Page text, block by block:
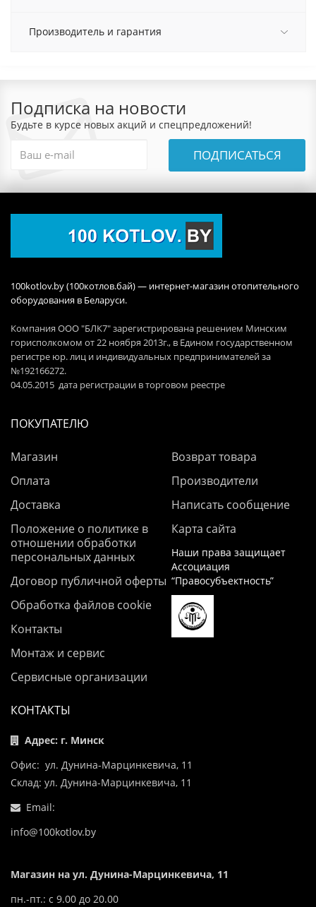
Производитель и гарантия
Подписка на новости
Будьте в курсе новых акций и спецпредложений!
ПОДПИСАТЬСЯ
100kotlov.by (100котлов.бай) — интернет-магазин отопительного
оборудования в Беларуси.
Компания ООО "БЛК7" зарегистрирована решением Минским
горисполкомом от 22 ноября 2013г., в Едином государственном
регистре юр. лиц и индивидуальных предпринимателей за
№192166272.
04.05.2015 дата регистрации в торговом реестре
ПОКУПАТЕЛЮ
Магазин
Оплата
Доставка
Положение о политике в
отношении обработки
персональных данных
Договор публичной оферты
Обработка файлов cookie
Контакты
Монтаж и сервис
Сервисные организации
Возврат товара
Производители
Написать сообщение
Карта сайта
Наши права защищает
Ассоциация
“Правосубъектность”
КОНТАКТЫ
Адрес: г. Минск
Офис: ул. Дунина-Марцинкевича, 11
Склад: ул. Дунина-Марцинкевича, 11
Email:
info@100kotlov.by
Магазин на ул. Дунина-Марцинкевича, 11
пн.-пт.: с 9.00 до 20.00